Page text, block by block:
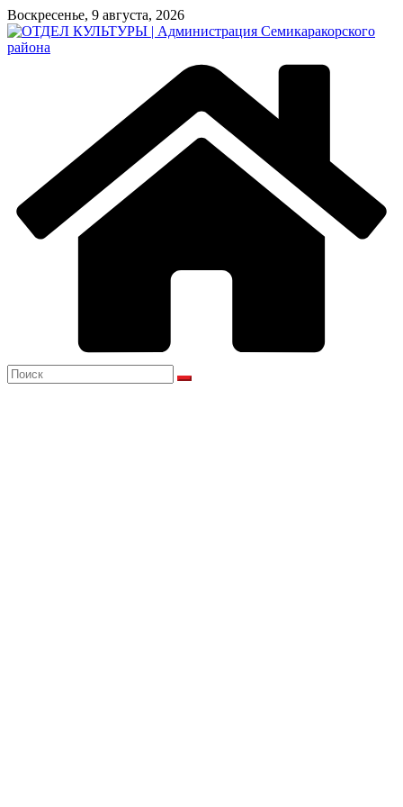
Перейти
к
содержимому
Воскресенье, 9 августа, 2026